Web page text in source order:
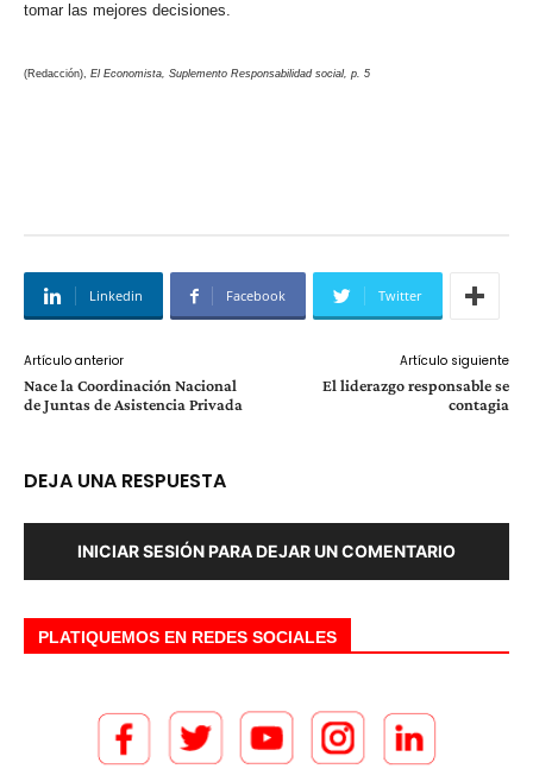
tomar las mejores decisiones.
(Redacción), El Economista, Suplemento Responsabilidad social, p. 5
Linkedin Facebook Twitter
Artículo anterior
Nace la Coordinación Nacional
de Juntas de Asistencia Privada
Artículo siguiente
El liderazgo responsable se
contagia
DEJA UNA RESPUESTA
INICIAR SESIÓN PARA DEJAR UN COMENTARIO
PLATIQUEMOS EN REDES SOCIALES